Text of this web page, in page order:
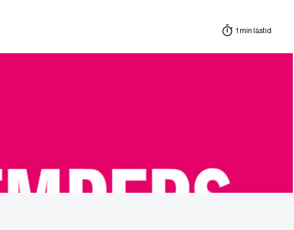
1 min lästid